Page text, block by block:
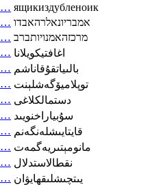
… ящикиздубленоик
… אמבריונאלרהאבדו
… מרכזהאמנויותברב
… اغافتيكويلانا
… بالىياتقۇقاناشم
… توپلاميۆگەشلېنت
… دستمالکلاغی
… سۇبياراخنويىد
… قايتايىشلەنگەنم
… مانومېتىريەگمەت
… نقطالاستدلال
… يىتچىشلىقھايۋان